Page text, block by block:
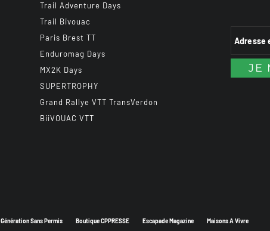
Trail Adventure Days
Trail Bivouac
Paris Brest TT
Enduromag Days
MX2K Days
SUPERTROPHY
Grand Rallye VTT TransVerdon
BiiVOUAC VTT
Génération Sans Permis Boutique CPPRESSE Escapade Magazine Maisons A Vivre